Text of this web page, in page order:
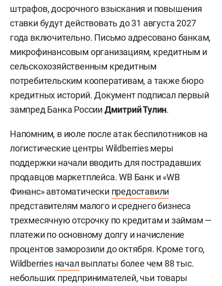
штрафов, досрочного взыскания и повышения
ставки будут действовать до 31 августа 2027
года включительно. Письмо адресовано банкам,
микрофинансовым организациям, кредитным и
сельскохозяйственным кредитным
потребительским кооперативам, а также бюро
кредитных историй. Документ подписал первый
зампред Банка России Дмитрий Тулин.
Напомним, в июле после атак беспилотников на
логистические центры Wildberries меры
поддержки начали вводить для пострадавших
продавцов маркетплейса. WB Банк и «WB
Финанс» автоматически предоставили
представителям малого и среднего бизнеса
трехмесячную отсрочку по кредитам и займам —
платежи по основному долгу и начисление
процентов заморозили до октября. Кроме того,
Wildberries начал выплаты более чем 88 тыс.
небольших предпринимателей, чьи товары